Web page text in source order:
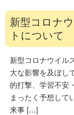
新型コロナ
トについて
新型コロナウイル
大な影響を及ぼし
的打撃、学習不安
まったく予想して
来事 […]